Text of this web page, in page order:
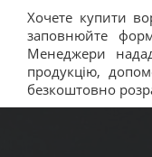
Хочете купити
заповнюйте
Менеджери
продукцію,
безкоштовно